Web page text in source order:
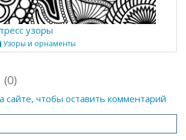
узоры
Узоры и орнаменты
сайте, чтобы оставить комментарий